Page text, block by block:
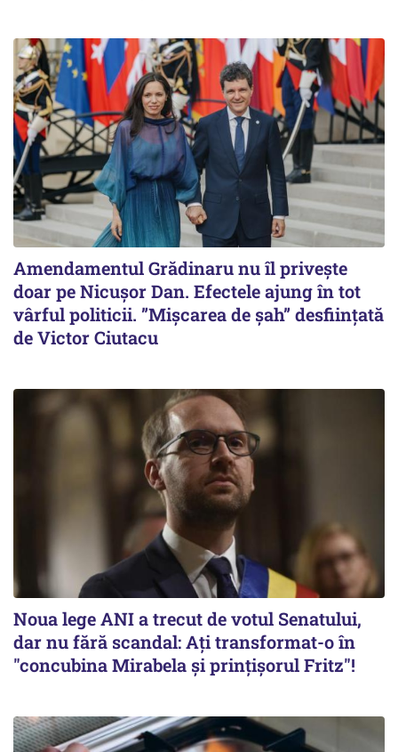
Amendamentul Grădinaru nu îl privește
doar pe Nicușor Dan. Efectele ajung în tot
vârful politicii. ”Mișcarea de șah” desființată
de Victor Ciutacu
Noua lege ANI a trecut de votul Senatului,
dar nu fără scandal: Ați transformat-o în
"concubina Mirabela şi prinţişorul Fritz"!